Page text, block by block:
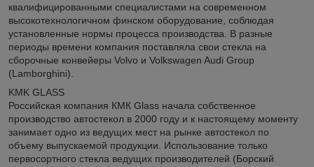
квалифицированными специалистами на современном
высокотехнологичном финском оборудование, соблюдая
установленные нормы процесса производства. В разные
периоды времени компания поставляла свои стекла на
сборочные конвейеры Volvo и Volkswagen Audi Group
(Lamborghini).
KMK GLASS
Российская компания КМК Glass начала собственное
производство автостекол в 2000 году и к настоящему моменту
занимает одно из ведущих мест на рынке автостекол по
объему выпускаемой продукции. Использование только
первосортного стекла ведущих производителей (Борский